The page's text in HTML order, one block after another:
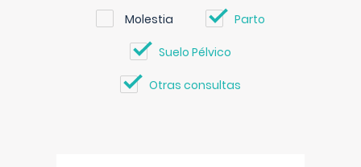
Molestia Parto
Suelo Pélvico
Otras consultas